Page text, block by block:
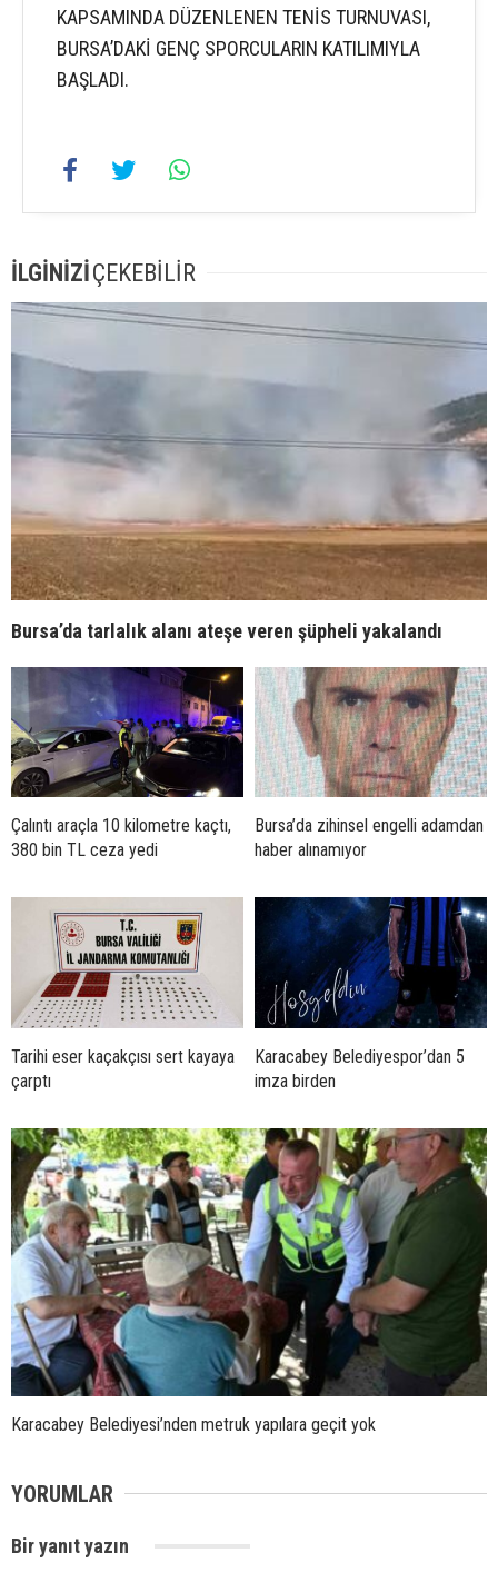
KAPSAMINDA DÜZENLENEN TENİS TURNUVASI,
BURSA’DAKİ GENÇ SPORCULARIN KATILIMIYLA
BAŞLADI.
İLGİNİZİÇEKEBİLİR
Bursa’da tarlalık alanı ateşe veren şüpheli yakalandı
Çalıntı araçla 10 kilometre kaçtı,
380 bin TL ceza yedi
Bursa’da zihinsel engelli adamdan
haber alınamıyor
Tarihi eser kaçakçısı sert kayaya
çarptı
Karacabey Belediyespor’dan 5
imza birden
Karacabey Belediyesi’nden metruk yapılara geçit yok
YORUMLAR
Bir yanıt yazın